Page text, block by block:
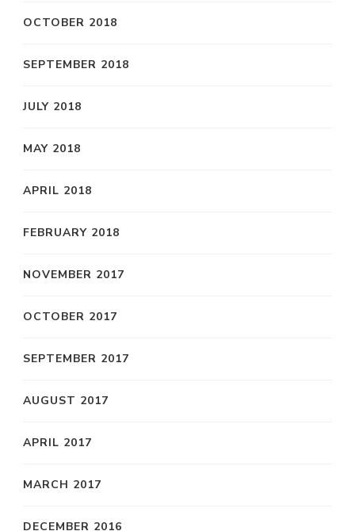
OCTOBER 2018
SEPTEMBER 2018
JULY 2018
MAY 2018
APRIL 2018
FEBRUARY 2018
NOVEMBER 2017
OCTOBER 2017
SEPTEMBER 2017
AUGUST 2017
APRIL 2017
MARCH 2017
DECEMBER 2016